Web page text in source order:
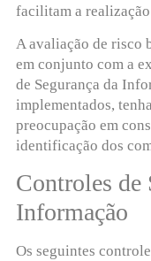
facilitam a
A avaliação de risco
em conjunto com a
de Segurança da
implementados,
preocupação em
identificação dos
Controles de
Informação
Os seguintes